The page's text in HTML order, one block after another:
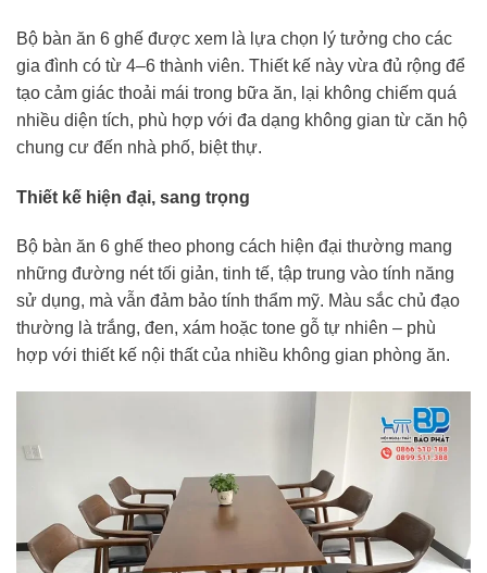
Bộ bàn ăn 6 ghế được xem là lựa chọn lý tưởng cho các
gia đình có từ 4–6 thành viên. Thiết kế này vừa đủ rộng để
tạo cảm giác thoải mái trong bữa ăn, lại không chiếm quá
nhiều diện tích, phù hợp với đa dạng không gian từ căn hộ
chung cư đến nhà phố, biệt thự.
Thiết kế hiện đại, sang trọng
Bộ bàn ăn 6 ghế theo phong cách hiện đại thường mang
những đường nét tối giản, tinh tế, tập trung vào tính năng
sử dụng, mà vẫn đảm bảo tính thẩm mỹ. Màu sắc chủ đạo
thường là trắng, đen, xám hoặc tone gỗ tự nhiên – phù
hợp với thiết kế nội thất của nhiều không gian phòng ăn.